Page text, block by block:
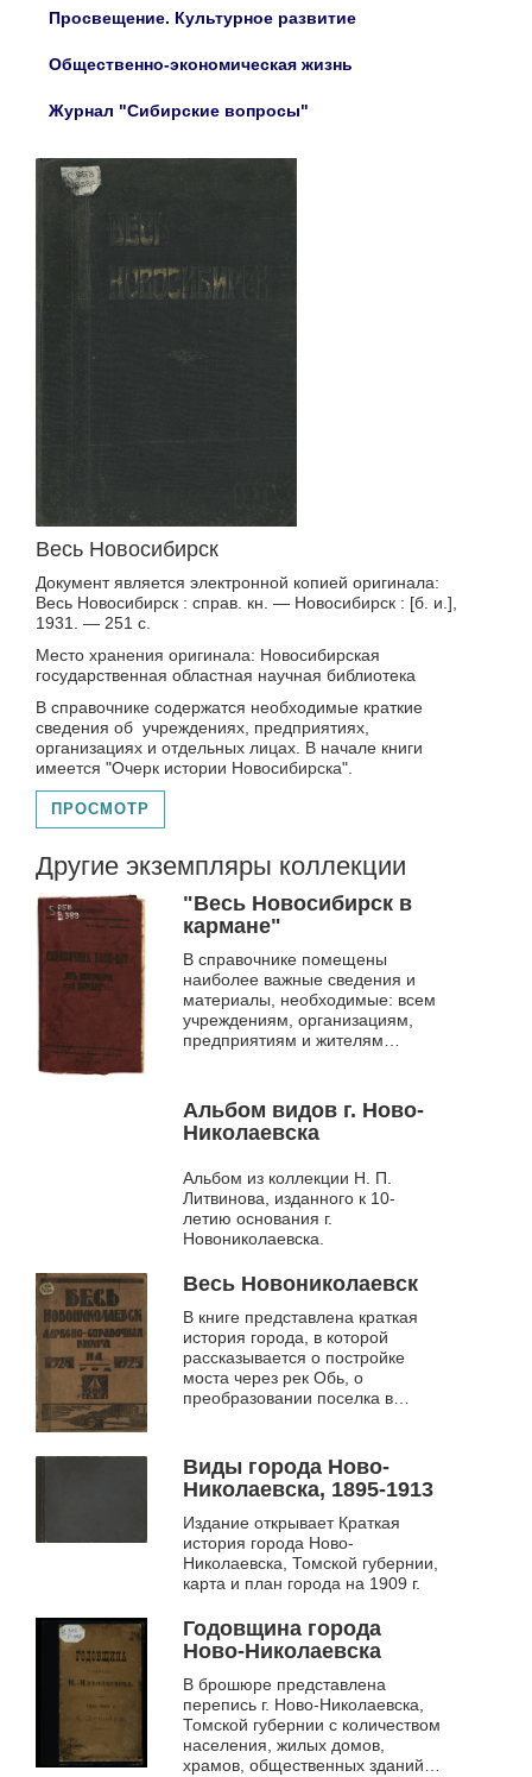
Просвещение. Культурное развитие
Общественно-экономическая жизнь
Журнал "Сибирские вопросы"
Весь Новосибирск
Документ является электронной копией оригинала:
Весь Новосибирск : справ. кн. — Новосибирск : [б. и.],
1931. — 251 с.
Место хранения оригинала: Новосибирская
государственная областная научная библиотека
В справочнике содержатся необходимые краткие
сведения об учреждениях, предприятиях,
организациях и отдельных лицах. В начале книги
имеется "Очерк истории Новосибирска".
ПРОСМОТР
Другие экземпляры коллекции
"Весь Новосибирск в
кармане"
В справочнике помещены
наиболее важные сведения и
материалы, необходимые: всем
учреждениям, организациям,
предприятиям и жителям
Новосибирск на време...
Альбом видов г. Ново-
Николаевска
Альбом из коллекции Н. П.
Литвинова, изданного к 10-
летию основания г.
Новониколаевска.
Весь Новониколаевск
В книге представлена краткая
история города, в которой
рассказывается о постройке
моста через рек Обь, о
преобразовании поселка в
населения, ...
Виды города Ново-
Николаевска, 1895-1913
Издание открывает Краткая
история города Ново-
Николаевска, Томской губернии,
карта и план города на 1909 г.
Годовщина города
Ново-Николаевска
В брошюре представлена
перепись г. Ново-Николаевска,
Томской губернии с количеством
населения, жилых домов,
храмов, общественных зданий,